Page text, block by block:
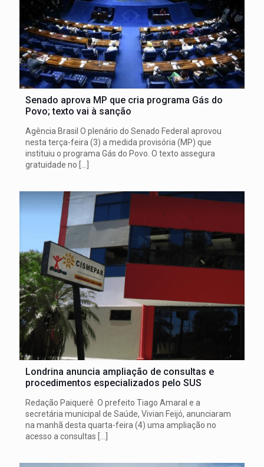
Senado aprova MP que cria programa Gás do
Povo; texto vai à sanção
Agência Brasil O plenário do Senado Federal aprovou
nesta terça-feira (3) a medida provisória (MP) que
instituiu o programa Gás do Povo. O texto assegura
gratuidade no […]
Londrina anuncia ampliação de consultas e
procedimentos especializados pelo SUS
Redação Paiquerê O prefeito Tiago Amaral e a
secretária municipal de Saúde, Vivian Feijó, anunciaram
na manhã desta quarta-feira (4) uma ampliação no
acesso a consultas